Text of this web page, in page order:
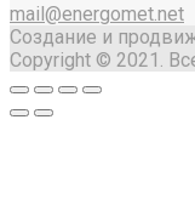
mail@energomet.net
Создание и
Copyright © 2021.